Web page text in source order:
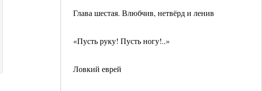
Глава шестая. Влюбчив, нетвёрд и ленив
«Пусть руку! Пусть ногу!..»
Ловкий еврей